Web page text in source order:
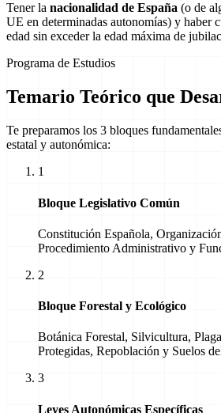
Tener la nacionalidad de España (o de
UE en determinadas autonomías) y haber
edad sin exceder la edad máxima de
Programa de Estudios
Temario Teórico que
Te preparamos los 3 bloques
estatal y autonómica:
1
Bloque Legislativo Común
Constitución Española,
Procedimiento Administrativo y
2
Bloque Forestal y Ecológico
Botánica Forestal, Silvicultura,
Protegidas, Repoblación y Suelos
3
Leyes Autonómicas Específicas